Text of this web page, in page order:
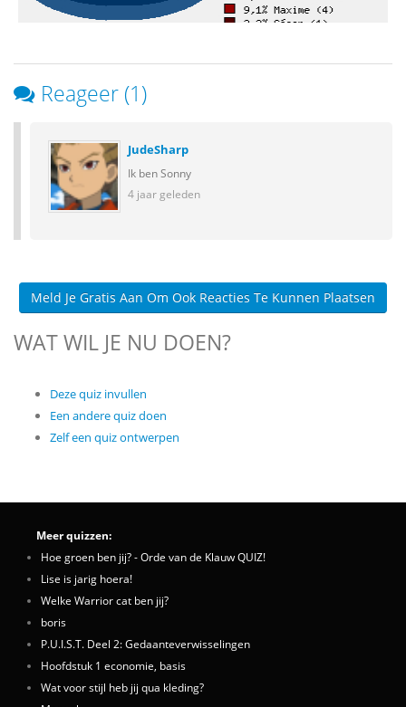
Reageer (1)
JudeSharp
Ik ben Sonny
4 jaar geleden
Meld Je Gratis Aan Om Ook Reacties Te Kunnen Plaatsen
WAT WIL JE NU DOEN?
Deze quiz invullen
Een andere quiz doen
Zelf een quiz ontwerpen
Meer quizzen:
Hoe groen ben jij? - Orde van de Klauw QUIZ!
Lise is jarig hoera!
Welke Warrior cat ben jij?
boris
P.U.I.S.T. Deel 2: Gedaanteverwisselingen
Hoofdstuk 1 economie, basis
Wat voor stijl heb jij qua kleding?